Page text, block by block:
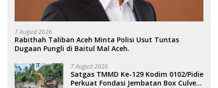
7 August 2026
Rabithah Taliban Aceh Minta Polisi Usut Tuntas
Dugaan Pungli di Baitul Mal Aceh.
7 August 2026
Satgas TMMD Ke-129 Kodim 0102/Pidie
Perkuat Fondasi Jembatan Box Culvert